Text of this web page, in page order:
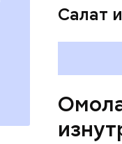
Салат
ряда
лютеин
наше
калий